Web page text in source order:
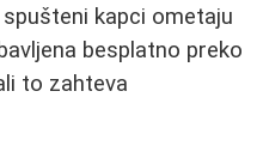
kapci ometaju
besplatno preko
to zahteva